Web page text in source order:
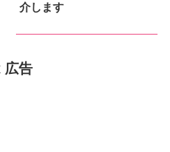
介します
広告